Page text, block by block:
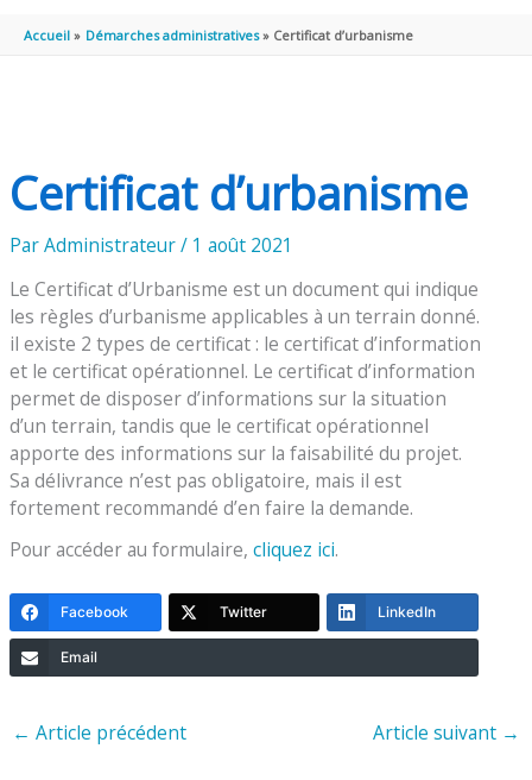
PRINCIPAL
Accueil Démarches administratives Certificat d’urbanisme
Certificat d’urbanisme
ParAdministrateur/ 1 août 2021
Le Certificat d’Urbanisme est un document qui indique
les règles d’urbanisme applicables à un terrain donné.
il existe 2 types de certificat : le certificat d’information
et le certificat opérationnel. Le certificat d’information
permet de disposer d’informations sur la situation
d’un terrain, tandis que le certificat opérationnel
apporte des informations sur la faisabilité du projet.
Sa délivrance n’est pas obligatoire, mais il est
fortement recommandé d’en faire la demande.
Pour accéder au formulaire,cliquez ici.
Facebook Twitter LinkedIn
Email
← Article précédent Article suivant →